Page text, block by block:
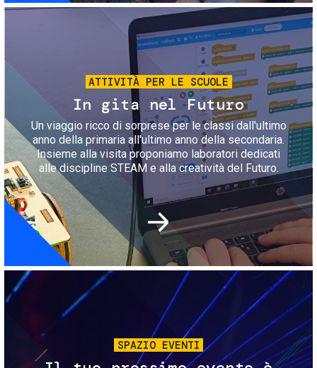
Immagine
ATTIVITÀ PER LE SCUOLE
In gita nel Futuro
Un viaggio ricco di sorprese per le classi dall'ultimo
anno della primaria all'ultimo anno della secondaria.
Insieme alla visita proponiamo laboratori dedicati
alle discipline STEAM e alla creatività del Futuro.
Immagine
SPAZIO EVENTI